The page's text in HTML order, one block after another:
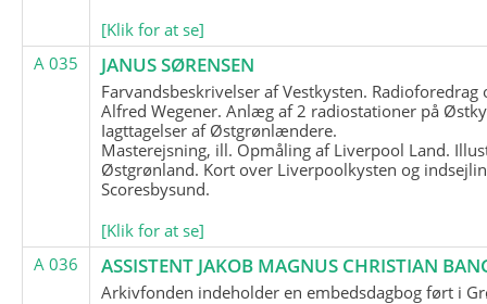
[Klik for at se]
A 035
JANUS SØRENSEN
Farvandsbeskrivelser af Vestkysten. Radioforedrag
Alfred Wegener. Anlæg af 2 radiostationer på
Iagttagelser af Østgrønlændere.
Masterejsning, ill. Opmåling af Liverpool Land.
Østgrønland. Kort over Liverpoolkysten og
Scoresbysund.
[Klik for at se]
A 036
ASSISTENT JAKOB MAGNUS CHRISTIAN
Arkivfonden indeholder en embedsdagbog ført i